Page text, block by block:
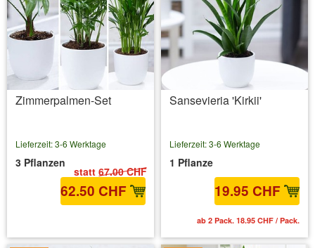
Zimmerpalmen-Set
statt 67.00 CHF
Lieferzeit: 3-6 Werktage
3 Pflanzen
62.50 CHF
Sansevieria 'Kirkii'
Lieferzeit: 3-6 Werktage
1 Pflanze
19.95 CHF
ab 2 Pack. 18.95 CHF / Pack.